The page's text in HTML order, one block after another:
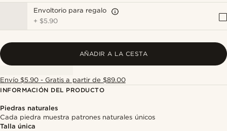
Envoltorio para regalo
+ $5.90
AÑADIR A LA CESTA
Envío $5.90 - Gratis a partir de $89.00
INFORMACIÓN DEL PRODUCTO
Piedras naturales
Cada piedra muestra patrones naturales únicos
Talla única